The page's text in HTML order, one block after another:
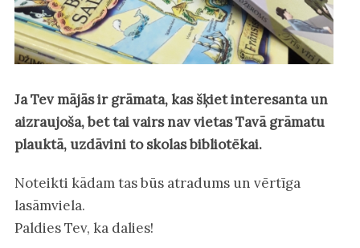
Ja Tev mājās ir grāmata, kas šķiet interesanta un
aizraujoša, bet tai vairs nav vietas Tavā grāmatu
plauktā, uzdāvini to skolas bibliotēkai.
Noteikti kādam tas būs atradums un vērtīga
lasāmviela.
Paldies Tev, ka dalies!